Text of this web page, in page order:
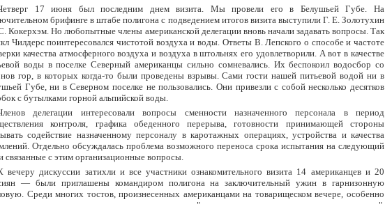
17 июня был последним днем визита. Мы провели его в Белушьей Губе. На
брифинге в штабе полигона с подведением итогов визита выступили Г. Е. Золотухин
Кокерхэм. Но любопытные члены американской делегации вновь начали задавать вопросы. Так
Чилдерс поинтересовался чистотой воздуха и воды. Ответы В. Лепского о способе и частоте
качества атмосферного воздуха и воздуха в штольнях его удовлетворили. А вот в качестве
воды в поселке Северный американцы сильно сомневались. Их беспокоил водосбор со
гор, в которых когда-то были проведены взрывы. Сами гости нашей питьевой водой ни в
Губе, ни в Северном поселке не пользовались. Они привезли с собой несколько десятков
с бутылками горной альпийской воды.
делегации интересовали вопросы сменности назначенного персонала в период
контроля, графика обеденного перерыва, готовности принимающей стороны
содействие назначенному персоналу в каротажных операциях, устройства и качества
Отдельно обсуждалась проблема возможного переноса срока испытания на следующий
связанные с этим организационные вопросы.
вечеру дискуссии затихли и все участники ознакомительного визита 14 американцев и 20
— были приглашены командиром полигона на заключительный ужин в гарнизонную
Среди многих тостов, произнесенных американцами на товарищеском вечере, особенно